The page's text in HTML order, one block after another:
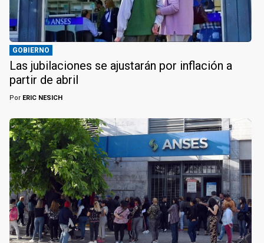
GOBIERNO
Las jubilaciones se ajustarán por inflación a
partir de abril
Por ERIC NESICH